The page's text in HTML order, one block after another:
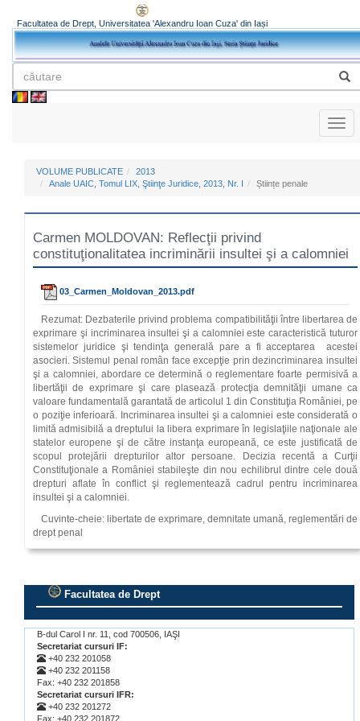
Facultatea de Drept, Universitatea 'Alexandru Ioan Cuza' din Iași
VOLUME PUBLICATE
2013
Anale UAIC, Tomul LIX, Ştiinţe Juridice, 2013, Nr. I
Științe penale
Carmen MOLDOVAN: Reflecţii privind
constituţionalitatea incriminării insultei şi a calomniei
03_Carmen_Moldovan_2013.pdf
Rezumat: Dezbaterile privind problema compatibilităţii între libertarea de
exprimare şi incriminarea insultei şi a calomniei este caracteristică tuturor
sistemelor juridice şi tendinţa generală pare a fi acceptarea acestei
asocieri. Sistemul penal român face excepţie prin dezincriminarea insultei
şi a calomniei, abordare ce determină o reglementare foarte permisivă a
libertăţii de exprimare şi care plasează protecţia demnităţii umane ca
valoare fundamentală garantată de articolul 1 din Constituţia României, pe
o poziţie inferioară. Incriminarea insultei şi a calomniei este considerată o
limită admisibilă a dreptului la libera exprimare în legislaţiile naţionale ale
statelor europene şi de către instanţa europeană, ce este justificată de
scopul protejării drepturilor altor persoane. Decizia recentă a Curţii
Constituţionale a României stabileşte din nou echilibrul dintre cele două
drepturi aflate în conflict şi reglementează cadrul pentru incriminarea
insultei şi a calomniei.
Cuvinte-cheie: libertate de exprimare, demnitate umană, reglementări de
drept penal
Facultatea de Drept
B-dul Carol I nr. 11, cod 700506, IAŞI
Secretariat cursuri IF:
+40 232 201058
+40 232 201158
Fax: +40 232 201858
Secretariat cursuri IFR:
+40 232 201272
Fax: +40 232 201872